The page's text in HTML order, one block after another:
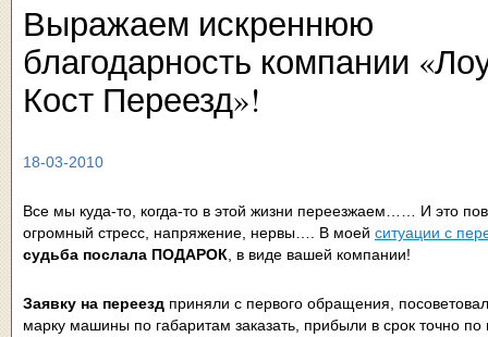
Выражаем искреннюю
благодарность компании
Кост Переезд»!
18-03-2010
Все мы куда-то, когда-то в этой жизни переезжаем…… И это
огромный стресс, напряжение, нервы…. В моей ситуации с
судьба послала ПОДАРОК , в виде вашей компании!
Заявку на переезд приняли с первого обращения,
марку машины по габаритам заказать, прибыли в срок точно